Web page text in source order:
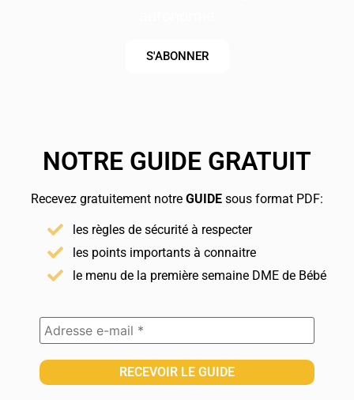
S'ABONNER
NOTRE GUIDE GRATUIT
Recevez gratuitement notre GUIDE sous format PDF:
les règles de sécurité à respecter
les points importants à connaitre
le menu de la première semaine DME de Bébé